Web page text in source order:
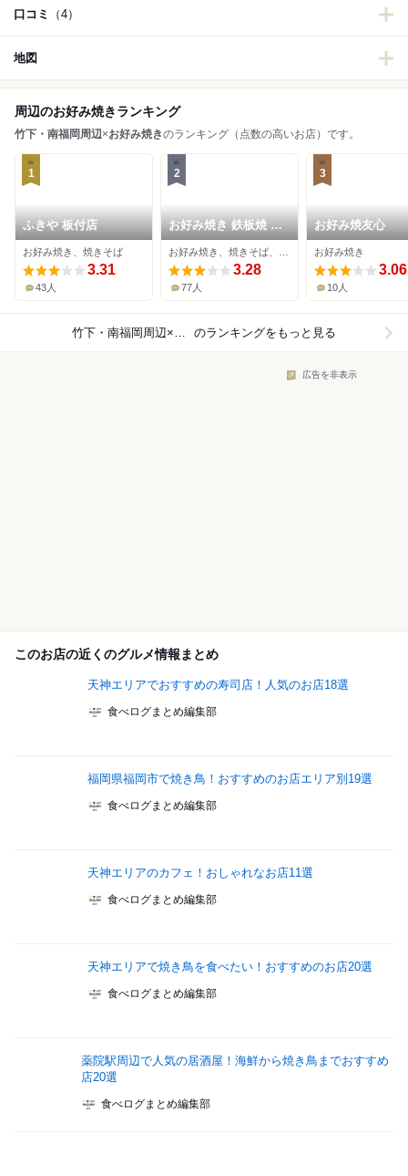
口コミ （4）
地図
周辺のお好み焼きランキング
竹下・南福岡周辺×お好み焼きのランキング（点数の高いお店）です。
1
ふきや 板付店
お好み焼き、焼きそば
3.31
43人
2
お好み焼き 鉄板焼 ひ
なや 竹下店
3.28
77人
3
お好み焼友心
お好み焼き
3.06
10人
竹下・南福岡周辺×お好み焼き のランキングをもっと見る
広告を非表示
このお店の近くのグルメ情報まとめ
天神エリアでおすすめの寿司店！人気のお店18選
食べログまとめ編集部
福岡県福岡市で焼き鳥！おすすめのお店エリア別19選
食べログまとめ編集部
天神エリアのカフェ！おしゃれなお店11選
食べログまとめ編集部
天神エリアで焼き鳥を食べたい！おすすめのお店20選
食べログまとめ編集部
薬院駅周辺で人気の居酒屋！海鮮から焼き鳥までおすすめ
店20選
食べログまとめ編集部